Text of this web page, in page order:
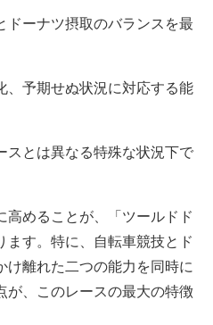
ーナツ摂取のバランスを最
予期せぬ状況に対応する能
とは異なる特殊な状況下で
めることが、「ツールドド
ます。特に、自転車競技とド
け離れた二つの能力を同時に
が、このレースの最大の特徴